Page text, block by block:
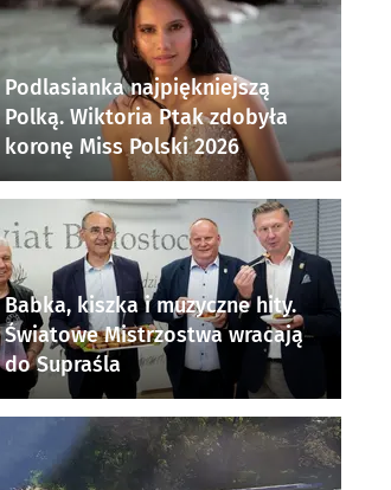
Podlasianka najpiękniejszą
Polką. Wiktoria Ptak zdobyła
koronę Miss Polski 2026
Babka, kiszka i muzyczne hity.
Światowe Mistrzostwa wracają
do Supraśla